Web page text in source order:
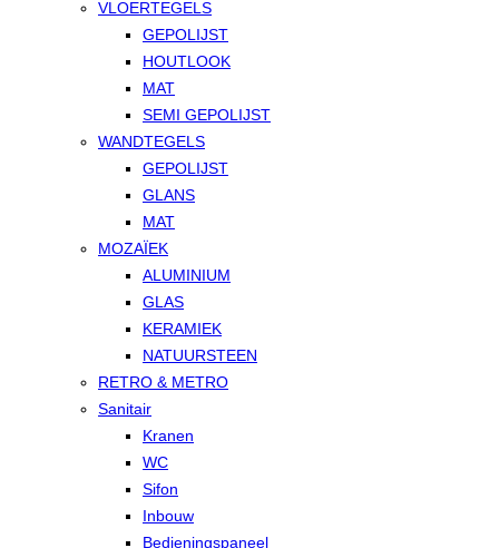
VLOERTEGELS
GEPOLIJST
HOUTLOOK
MAT
SEMI GEPOLIJST
WANDTEGELS
GEPOLIJST
GLANS
MAT
MOZAÏEK
ALUMINIUM
GLAS
KERAMIEK
NATUURSTEEN
RETRO & METRO
Sanitair
Kranen
WC
Sifon
Inbouw
Bedieningspaneel